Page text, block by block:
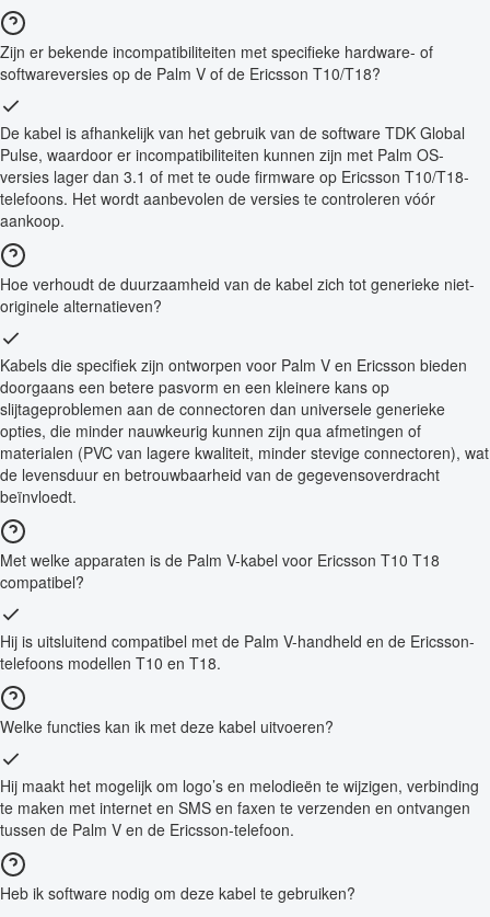
Zijn er bekende incompatibiliteiten met specifieke hardware- of
softwareversies op de Palm V of de Ericsson T10/T18?
De kabel is afhankelijk van het gebruik van de software TDK Global
Pulse, waardoor er incompatibiliteiten kunnen zijn met Palm OS-
versies lager dan 3.1 of met te oude firmware op Ericsson T10/T18-
telefoons. Het wordt aanbevolen de versies te controleren vóór
aankoop.
Hoe verhoudt de duurzaamheid van de kabel zich tot generieke niet-
originele alternatieven?
Kabels die specifiek zijn ontworpen voor Palm V en Ericsson bieden
doorgaans een betere pasvorm en een kleinere kans op
slijtageproblemen aan de connectoren dan universele generieke
opties, die minder nauwkeurig kunnen zijn qua afmetingen of
materialen (PVC van lagere kwaliteit, minder stevige connectoren), wat
de levensduur en betrouwbaarheid van de gegevensoverdracht
beïnvloedt.
Met welke apparaten is de Palm V-kabel voor Ericsson T10 T18
compatibel?
Hij is uitsluitend compatibel met de Palm V-handheld en de Ericsson-
telefoons modellen T10 en T18.
Welke functies kan ik met deze kabel uitvoeren?
Hij maakt het mogelijk om logo’s en melodieën te wijzigen, verbinding
te maken met internet en SMS en faxen te verzenden en ontvangen
tussen de Palm V en de Ericsson-telefoon.
Heb ik software nodig om deze kabel te gebruiken?